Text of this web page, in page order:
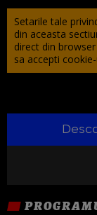
Setarile tale
din aceasta
direct din
sa accepti